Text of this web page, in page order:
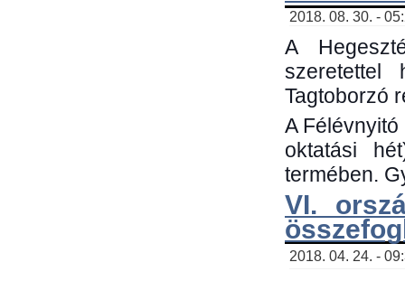
2018. 08. 30. -
A
szeretettel
Tagtoborzó
A
oktatási
termében.
VI.
2018. 04. 24. -